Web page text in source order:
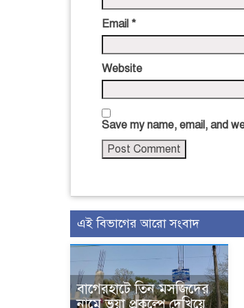
Email *
Website
Save my name, email, and
এই বিভাগের আরো সংবাদ
বাগেরহাটে তিন মসজিদের
নামে ভুয়া প্রকল্পে দেখিয়ে